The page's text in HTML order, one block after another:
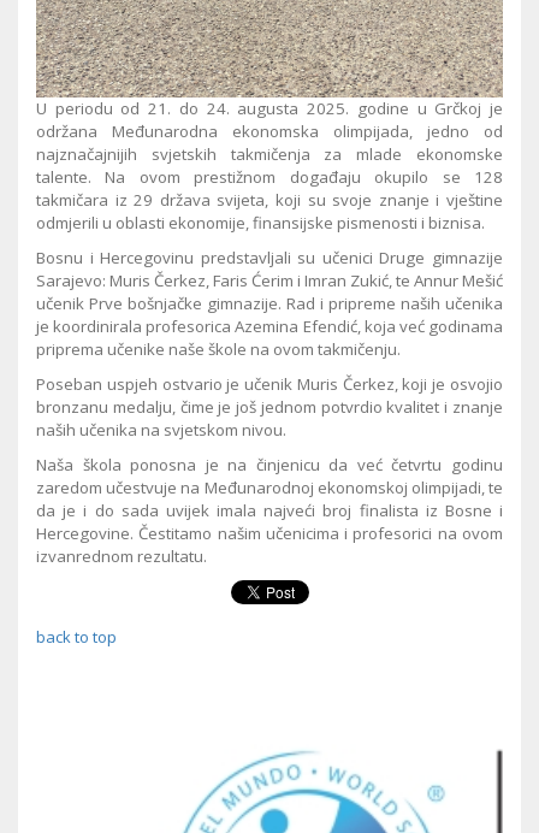
U periodu od 21. do 24. augusta 2025. godine u Grčkoj je
održana Međunarodna ekonomska olimpijada, jedno od
najznačajnijih svjetskih takmičenja za mlade ekonomske
talente. Na ovom prestižnom događaju okupilo se 128
takmičara iz 29 država svijeta, koji su svoje znanje i vještine
odmjerili u oblasti ekonomije, finansijske pismenosti i biznisa.
Bosnu i Hercegovinu predstavljali su učenici Druge gimnazije
Sarajevo: Muris Čerkez, Faris Ćerim i Imran Zukić, te Annur Mešić
učenik Prve bošnjačke gimnazije. Rad i pripreme naših učenika
je koordinirala profesorica Azemina Efendić, koja već godinama
priprema učenike naše škole na ovom takmičenju.
Poseban uspjeh ostvario je učenik Muris Čerkez, koji je osvojio
bronzanu medalju, čime je još jednom potvrdio kvalitet i znanje
naših učenika na svjetskom nivou.
Naša škola ponosna je na činjenicu da već četvrtu godinu
zaredom učestvuje na Međunarodnoj ekonomskoj olimpijadi, te
da je i do sada uvijek imala najveći broj finalista iz Bosne i
Hercegovine. Čestitamo našim učenicima i profesorici na ovom
izvanrednom rezultatu.
back to top